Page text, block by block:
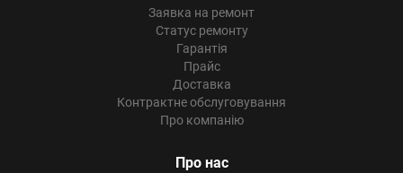
Заявка на ремонт
Статус ремонту
Гарантія
Прайс
Доставка
Контрактне обслуговування
Про компанію
Про нас